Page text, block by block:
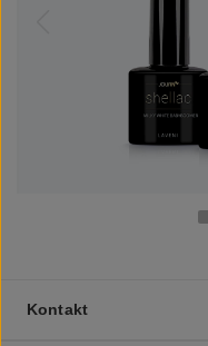
Kontakt